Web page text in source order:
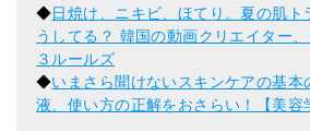
◆日焼け、ニキビ、ほてり。夏の肌
うしてる？ 韓国の動画クリエイター
３ルールズ
◆いまさら聞けないスキンケアの基本
液、使い方の正解をおさらい！【美容